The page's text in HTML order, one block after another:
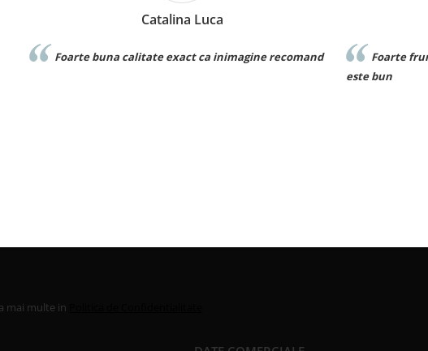
inimagine recomand
Foarte frumos! Este exact ca in poza si materialul
mai multe in